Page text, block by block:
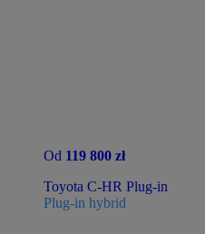
Od 119 800 zł
Toyota C-HR Plug-in
Plug-in hybrid